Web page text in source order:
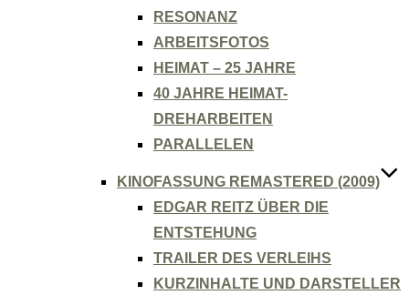
RESONANZ
ARBEITSFOTOS
HEIMAT – 25 JAHRE
40 JAHRE HEIMAT-
DREHARBEITEN
PARALLELEN
KINOFASSUNG REMASTERED (2009)
EDGAR REITZ ÜBER DIE
ENTSTEHUNG
TRAILER DES VERLEIHS
KURZINHALTE UND DARSTELLER